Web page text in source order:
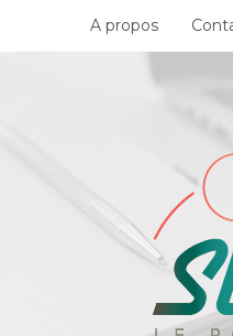
A propos